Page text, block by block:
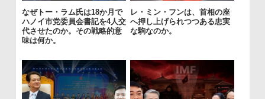
なぜトー・ラム氏は18か月で
ハノイ市党委員会書記を4人交
代させたのか。その戦略的意
味は何か。
レ・ミン・フンは、首相の座
へ押し上げられつつある忠実
な駒なのか。